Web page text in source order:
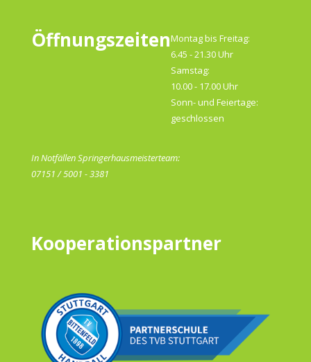
ÖffnungszeitenMontag bis Freitag:
6.45 - 21.30 Uhr
Samstag:
10.00 - 17.00 Uhr
Sonn- und Feiertage:
geschlossen
In Notfällen Springerhausmeisterteam:
07151 / 5001 - 3381
Kooperationspartner